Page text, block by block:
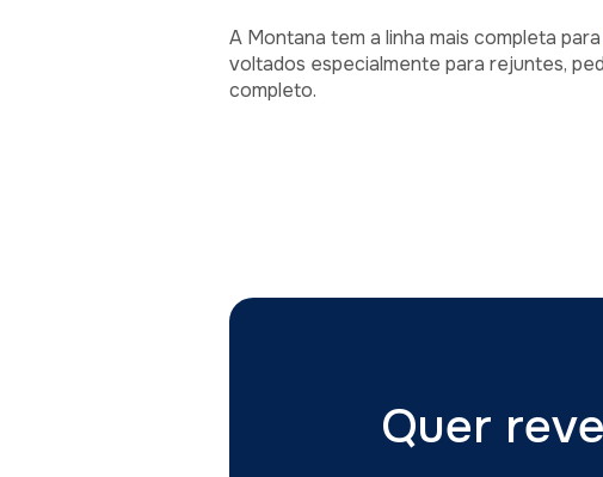
A Montana tem a linha mais completa para
voltados especialmente para rejuntes,
completo.
Quer